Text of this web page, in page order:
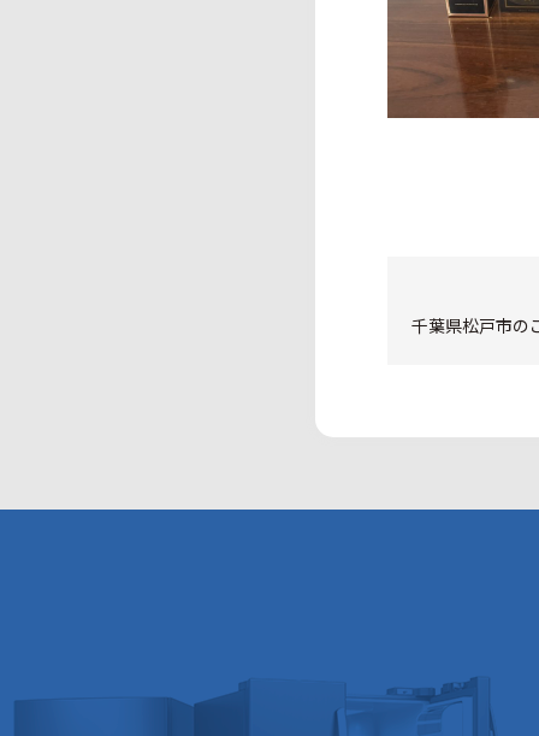
千葉県松戸市の